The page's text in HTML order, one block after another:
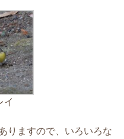
イ
りますので、いろいろな